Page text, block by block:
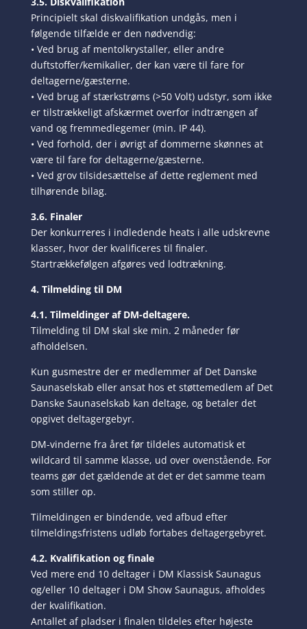
Principielt skal diskvalifikation undgås, men i
følgende tilfælde er den nødvendig:
• Ved brug af mentolkrystaller, eller andre
duftstoffer/kemikalier, der kan være til fare for
deltagerne/gæsterne.
• Ved brug af stærkstrøms (>50 Volt) udstyr, som ikke
er tilstrækkeligt afskærmet overfor indtrængen af
vand og fremmedlegemer (min. IP 44).
• Ved forhold, der i øvrigt af dommerne skønnes at
være til fare for deltagerne/gæsterne.
• Ved grov tilsidesættelse af dette reglement med
tilhørende bilag.
3.6. Finaler
Der konkurreres i indledende heats i alle udskrevne
klasser, hvor der kvalificeres til finaler.
Startrækkefølgen afgøres ved lodtrækning.
4. Tilmelding til DM
4.1. Tilmeldinger af DM-deltagere.
Tilmelding til DM skal ske min. 2 måneder før
afholdelsen.
Kun gusmestre der er medlemmer af Det Danske
Saunaselskab eller ansat hos et støttemedlem af Det
Danske Saunaselskab kan deltage, og betaler det
opgivet deltagergebyr.
DM-vinderne fra året før tildeles automatisk et
wildcard til samme klasse, ud over ovenstående. For
teams gør det gældende at det er det samme team
som stiller op.
Tilmeldingen er bindende, ved afbud efter
tilmeldingsfristens udløb fortabes deltagergebyret.
4.2. Kvalifikation og finale
Ved mere end 10 deltager i DM Klassisk Saunagus
og/eller 10 deltager i DM Show Saunagus, afholdes
der kvalifikation.
Antallet af pladser i finalen tildeles efter højeste